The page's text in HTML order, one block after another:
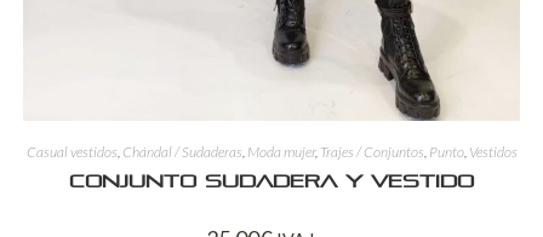
Casual vestidos Chándal / Sudaderas Moda mujer, Trajes / Conjuntos Punto, Vestidos
Conjunto sudadera y vestido